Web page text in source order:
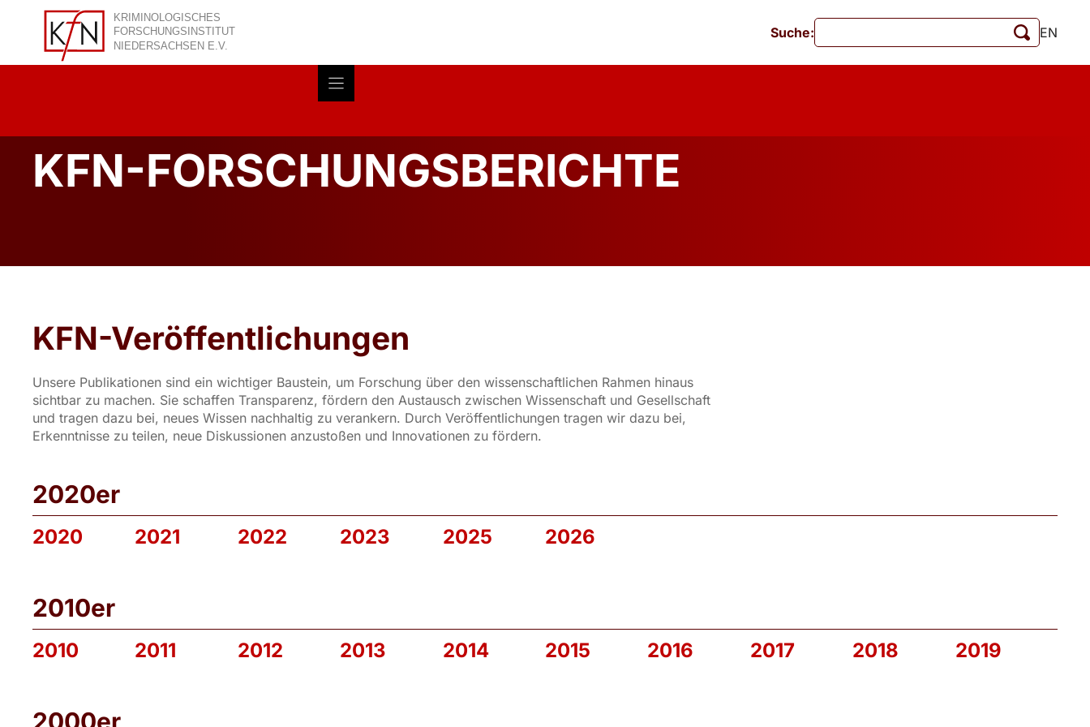
springen
Suche: EN
KFN-FORSCHUNGSBERICHTE
KFN-Veröffentlichungen
Unsere Publikationen sind ein wichtiger Baustein, um Forschung über den wissenschaftlichen Rahmen hinaus
sichtbar zu machen. Sie schaffen Transparenz, fördern den Austausch zwischen Wissenschaft und Gesellschaft
und tragen dazu bei, neues Wissen nachhaltig zu verankern. Durch Veröffentlichungen tragen wir dazu bei,
Erkenntnisse zu teilen, neue Diskussionen anzustoßen und Innovationen zu fördern.
2020er
2020 2021 2022 2023 2025 2026
2010er
2010 2011 2012 2013 2014 2015 2016 2017 2018 2019